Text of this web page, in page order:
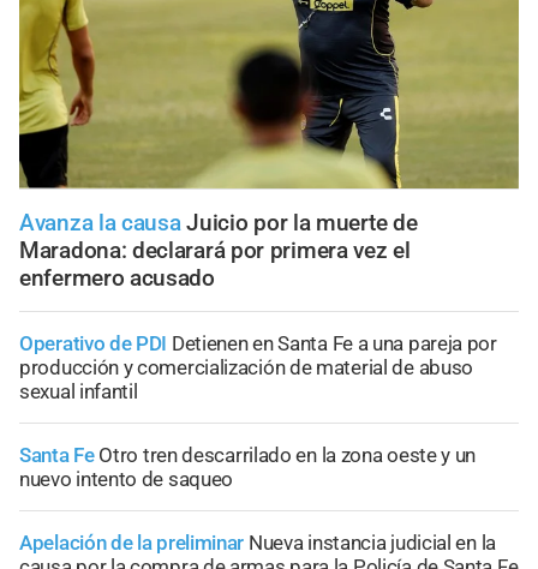
Avanza la causa Juicio por la muerte de
Maradona: declarará por primera vez el
enfermero acusado
Operativo de PDI Detienen en Santa Fe a una pareja por
producción y comercialización de material de abuso
sexual infantil
Santa Fe Otro tren descarrilado en la zona oeste y un
nuevo intento de saqueo
Apelación de la preliminar Nueva instancia judicial en la